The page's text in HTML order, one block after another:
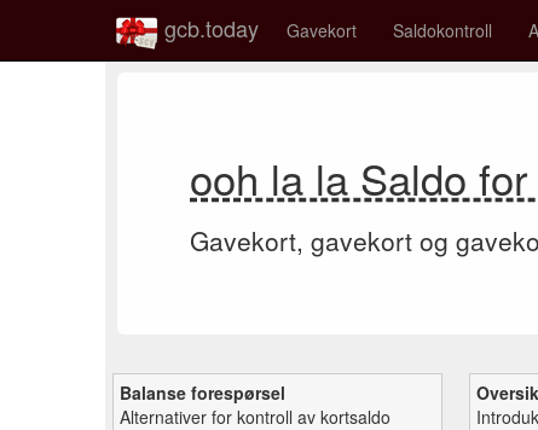
gcb.today Gavekort Saldokontroll
ooh la la Saldo
Gavekort, gavekort og
Balanse forespørsel
Alternativer for kontroll av kortsaldo